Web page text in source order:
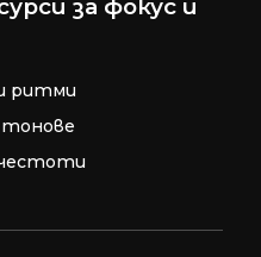
за фокус и
ритми
тонове